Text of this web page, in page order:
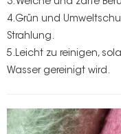
3. Weiche und zarte
4.Grün und
Strahlung.
5.Leicht zu reinigen,
Wasser gereinigt wird.